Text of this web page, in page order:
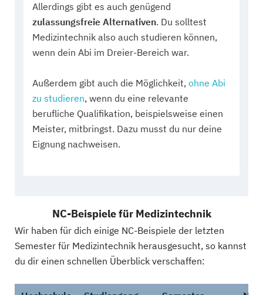
Allerdings gibt es auch genügend
zulassungsfreie Alternativen. Du solltest
Medizintechnik also auch studieren können,
wenn dein Abi im Dreier-Bereich war.
Außerdem gibt auch die Möglichkeit, ohne Abi
zu studieren, wenn du eine relevante
berufliche Qualifikation, beispielsweise einen
Meister, mitbringst. Dazu musst du nur deine
Eignung nachweisen.
NC-Beispiele für Medizintechnik
Wir haben für dich einige NC-Beispiele der letzten
Semester für Medizintechnik herausgesucht, so kannst
du dir einen schnellen Überblick verschaffen: